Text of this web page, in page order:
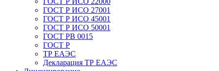
ГОСТ Р ИСО 27001
ГОСТ Р ИСО 45001
ГОСТ Р ИСО 50001
ГОСТ РВ 0015
ГОСТ Р
ТР ЕАЭС
Декларация ТР ЕАЭС